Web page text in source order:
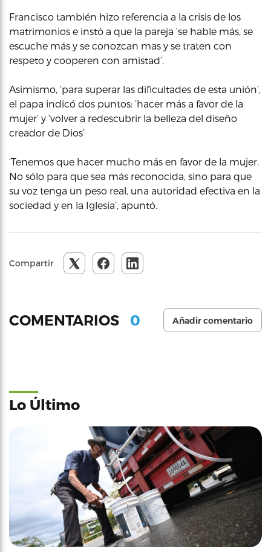
Francisco también hizo referencia a la crisis de los
matrimonios e instó a que la pareja ‘se hable más, se
escuche más y se conozcan mas y se traten con
respeto y cooperen con amistad’.
Asimismo, ‘para superar las dificultades de esta unión’,
el papa indicó dos puntos: ‘hacer más a favor de la
mujer’ y ‘volver a redescubrir la belleza del diseño
creador de Dios’
‘Tenemos que hacer mucho más en favor de la mujer.
No sólo para que sea más reconocida, sino para que
su voz tenga un peso real, una autoridad efectiva en la
sociedad y en la Iglesia’, apuntó.
Compartir
COMENTARIOS 0 Añadir comentario
Lo Último